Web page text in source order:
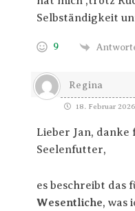
Selbständigkeit
9
Regina
18. Februar
Lieber Jan, danke
Seelenfutter,
es beschreibt das
Wesentliche, was